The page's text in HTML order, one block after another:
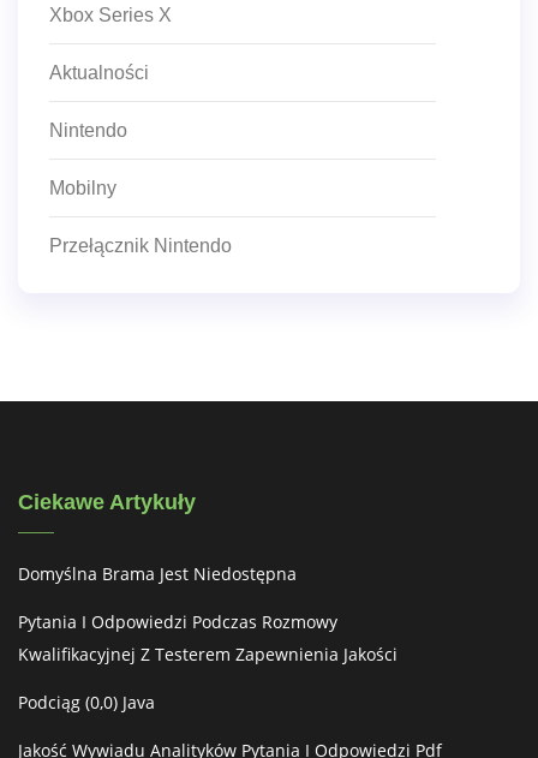
Xbox Series X
Aktualności
Nintendo
Mobilny
Przełącznik Nintendo
Ciekawe Artykuły
Domyślna Brama Jest Niedostępna
Pytania I Odpowiedzi Podczas Rozmowy
Kwalifikacyjnej Z Testerem Zapewnienia Jakości
Podciąg (0,0) Java
Jakość Wywiadu Analityków Pytania I Odpowiedzi Pdf